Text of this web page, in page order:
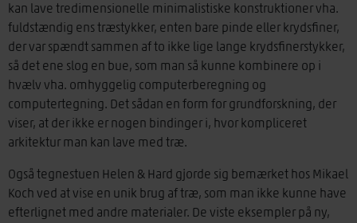
kan lave tredimensionelle minimalistiske konstruktioner vha.
fuldstændig ens træstykker, enten bare pinde eller krydsfiner,
der var spændt sammen af to ikke lige lange krydsfinerstykker,
så det ene slog en bue, som man så kunne kombinere op i
hvælv vha. omhyggelig computerberegning og
computertegning. Det sådan en form for grundforskning, der
viser, at der ikke er nogen bindinger i, hvor kompliceret
arkitektur man kan lave med træ.
Også tegnestuen Helen & Hard gjorde sig bemærket hos Mikael
Koch ved at vise en unik brug af træ, som man ikke kunne have
efterlignet med andre materialer. De viste eksempler på ny,